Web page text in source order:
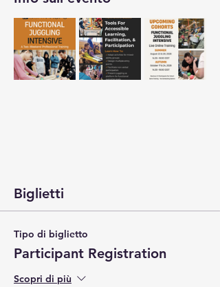
Biglietti
Tipo di biglietto
Participant Registration
Scopri di più